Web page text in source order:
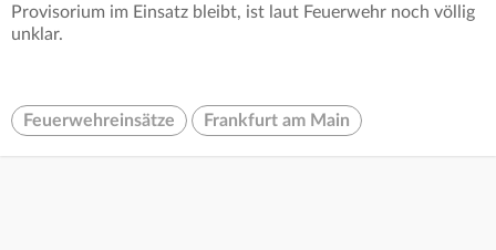
Provisorium im Einsatz bleibt, ist laut Feuerwehr noch völlig
unklar.
Feuerwehreinsätze Frankfurt am Main